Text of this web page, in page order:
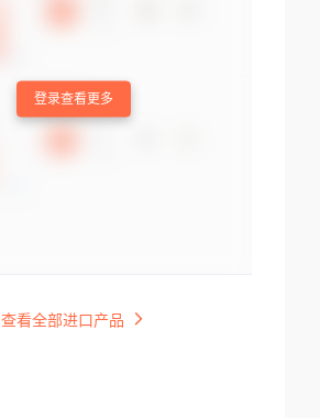
登录查看更多
查看全部进口产品